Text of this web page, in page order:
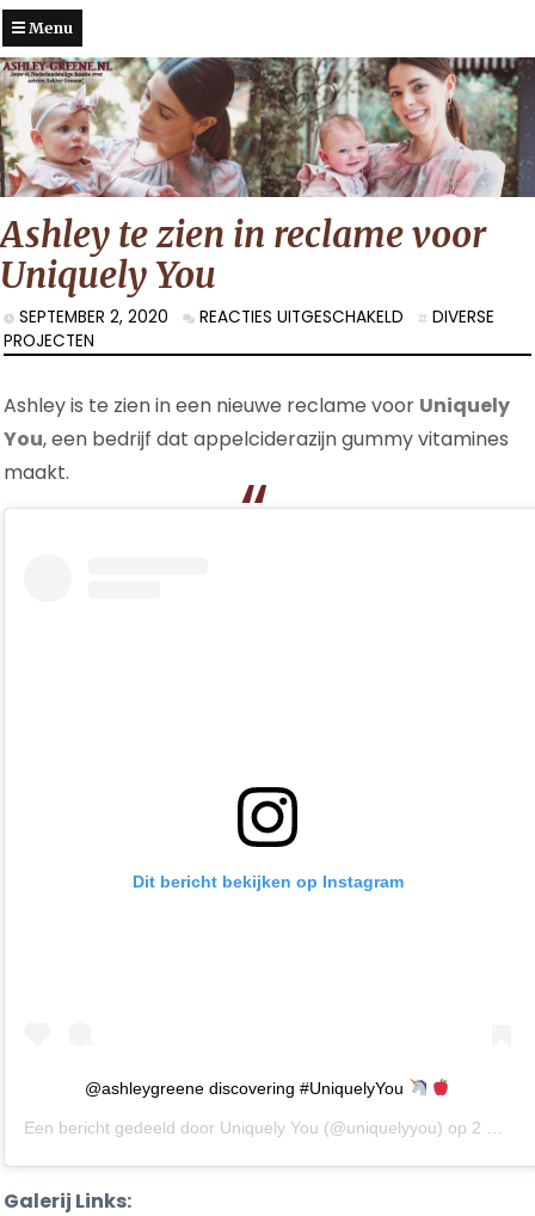
Menu
Ashley te zien in reclame voor
Uniquely You
SEPTEMBER 2, 2020 REACTIES UITGESCHAKELD VOOR
TE
IN
RECLAME
YOU
DIVERSE
PROJECTEN
Ashley is te zien in een nieuwe reclame voor Uniquely
You, een bedrijf dat appelciderazijn gummy vitamines
maakt.
Dit bericht bekijken op Instagram
@ashleygreene discovering #UniquelyYou
Een bericht gedeeld door Uniquely You (@uniquelyyou) op 2 Sep 2020 om 10:21 (PDT)
Galerij Links: